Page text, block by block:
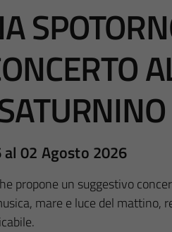
02 Agosto 2026
propone un suggestivo
mare e luce del mattino,